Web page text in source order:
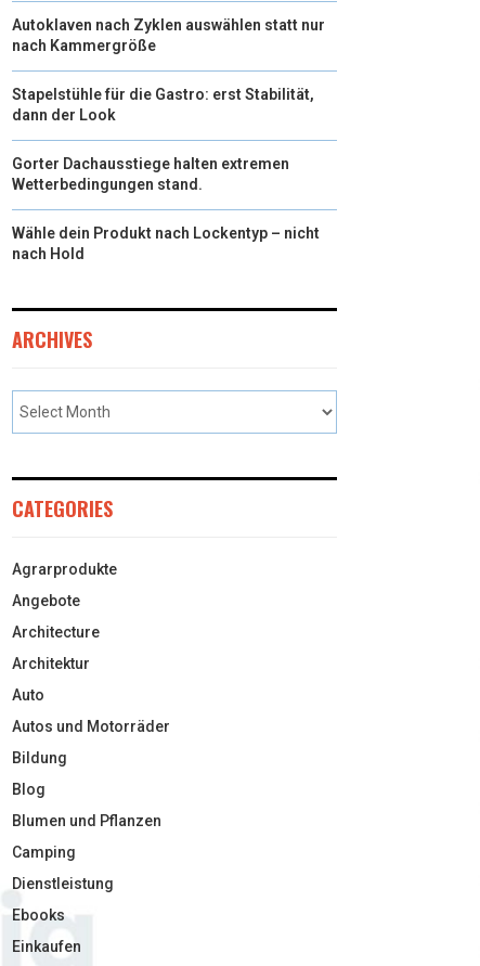
Autoklaven nach Zyklen auswählen statt nur
nach Kammergröße
Stapelstühle für die Gastro: erst Stabilität,
dann der Look
Gorter Dachausstiege halten extremen
Wetterbedingungen stand.
Wähle dein Produkt nach Lockentyp – nicht
nach Hold
ARCHIVES
CATEGORIES
Agrarprodukte
Angebote
Architecture
Architektur
Auto
Autos und Motorräder
Bildung
Blog
Blumen und Pflanzen
Camping
Dienstleistung
Ebooks
Einkaufen